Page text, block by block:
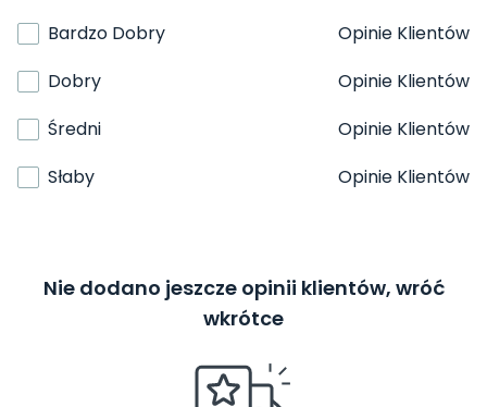
Bardzo Dobry
Opinie Klientów
Dobry
Opinie Klientów
Średni
Opinie Klientów
Słaby
Opinie Klientów
Nie dodano jeszcze opinii klientów, wróć
wkrótce